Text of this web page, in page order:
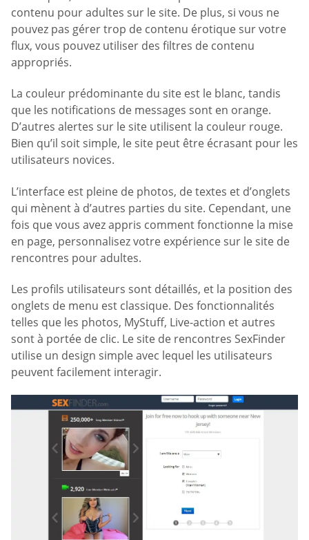
contenu pour adultes sur le site. De plus, si vous ne
pouvez pas gérer trop de contenu érotique sur votre
flux, vous pouvez utiliser des filtres de contenu
appropriés.
La couleur prédominante du site est le blanc, tandis
que les notifications de messages sont en orange.
D’autres alertes sur le site utilisent la couleur rouge.
Bien qu’il soit simple, le site peut être écrasant pour les
utilisateurs novices.
L’interface est pleine de photos, de textes et d’onglets
qui mènent à d’autres parties du site. Cependant, une
fois que vous avez appris comment fonctionne la mise
en page, personnalisez votre expérience sur le site de
rencontres pour adultes.
Les profils utilisateurs sont détaillés, et la position des
onglets de menu est classique. Des fonctionnalités
telles que les photos, MyStuff, Live-action et autres
sont à portée de clic. Le site de rencontres SexFinder
utilise un design simple avec lequel les utilisateurs
peuvent facilement interagir.